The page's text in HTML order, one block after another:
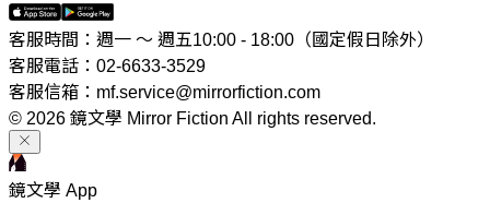
客服時間：週一 ～ 週五10:00 - 18:00（國定假日除外）
客服電話：02-6633-3529
客服信箱：mf.service@mirrorfiction.com
© 2026 鏡文學 Mirror Fiction All rights reserved.
鏡文學 App